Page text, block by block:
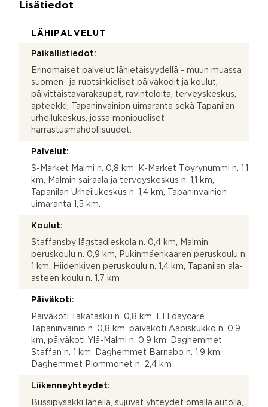
Lisätiedot
LÄHIPALVELUT
Paikallistiedot:
Erinomaiset palvelut lähietäisyydellä - muun muassa
suomen- ja ruotsinkieliset päiväkodit ja koulut,
päivittäistavarakaupat, ravintoloita, terveyskeskus,
apteekki, Tapaninvainion uimaranta sekä Tapanilan
urheilukeskus, jossa monipuoliset
harrastusmahdollisuudet.
Palvelut:
S-Market Malmi n. 0,8 km, K-Market Töyrynummi n. 1,1
km, Malmin sairaala ja terveyskeskus n. 1,1 km,
Tapanilan Urheilukeskus n. 1,4 km, Tapaninvainion
uimaranta 1,5 km.
Koulut:
Staffansby lågstadieskola n. 0,4 km, Malmin
peruskoulu n. 0,9 km, Pukinmäenkaaren peruskoulu n.
1 km, Hiidenkiven peruskoulu n. 1,4 km, Tapanilan ala-
asteen koulu n. 1,7 km
Päiväkoti:
Päiväkoti Takatasku n. 0,8 km, LTI daycare
Tapaninvainio n. 0,8 km, päiväkoti Aapiskukko n. 0,9
km, päiväkoti Ylä-Malmi n. 0,9 km, Daghemmet
Staffan n. 1 km, Daghemmet Barnabo n. 1,9 km,
Daghemmet Plommonet n. 2,4 km
Liikenneyhteydet:
Bussipysäkki lähellä, sujuvat yhteydet omalla autolla,